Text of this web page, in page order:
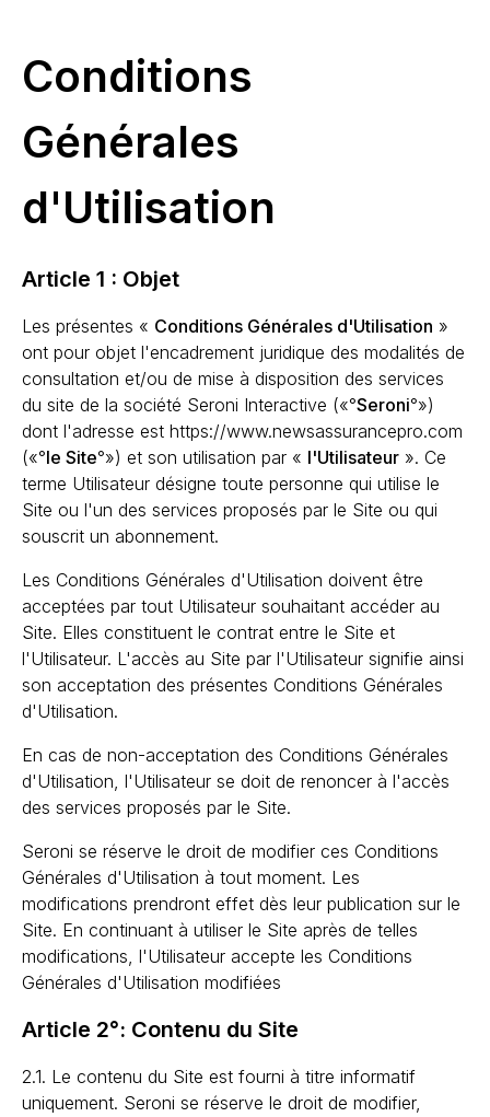
Conditions
Générales
d'Utilisation
Article 1 : Objet
Les présentes « Conditions Générales d'Utilisation »
ont pour objet l'encadrement juridique des modalités de
consultation et/ou de mise à disposition des services
du site de la société Seroni Interactive («°Seroni°»)
dont l'adresse est https://www.newsassurancepro.com
(«°le Site°») et son utilisation par « l'Utilisateur ». Ce
terme Utilisateur désigne toute personne qui utilise le
Site ou l'un des services proposés par le Site ou qui
souscrit un abonnement.
Les Conditions Générales d'Utilisation doivent être
acceptées par tout Utilisateur souhaitant accéder au
Site. Elles constituent le contrat entre le Site et
l'Utilisateur. L'accès au Site par l'Utilisateur signifie ainsi
son acceptation des présentes Conditions Générales
d'Utilisation.
En cas de non-acceptation des Conditions Générales
d'Utilisation, l'Utilisateur se doit de renoncer à l'accès
des services proposés par le Site.
Seroni se réserve le droit de modifier ces Conditions
Générales d'Utilisation à tout moment. Les
modifications prendront effet dès leur publication sur le
Site. En continuant à utiliser le Site après de telles
modifications, l'Utilisateur accepte les Conditions
Générales d'Utilisation modifiées
Article 2°: Contenu du Site
2.1. Le contenu du Site est fourni à titre informatif
uniquement. Seroni se réserve le droit de modifier,